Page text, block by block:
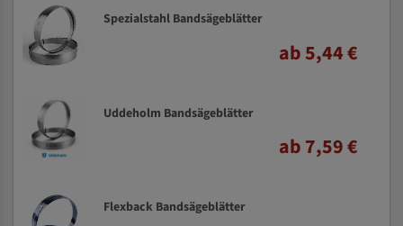
Spezialstahl Bandsägeblätter
ab 5,44 €
Uddeholm Bandsägeblätter
ab 7,59 €
Flexback Bandsägeblätter